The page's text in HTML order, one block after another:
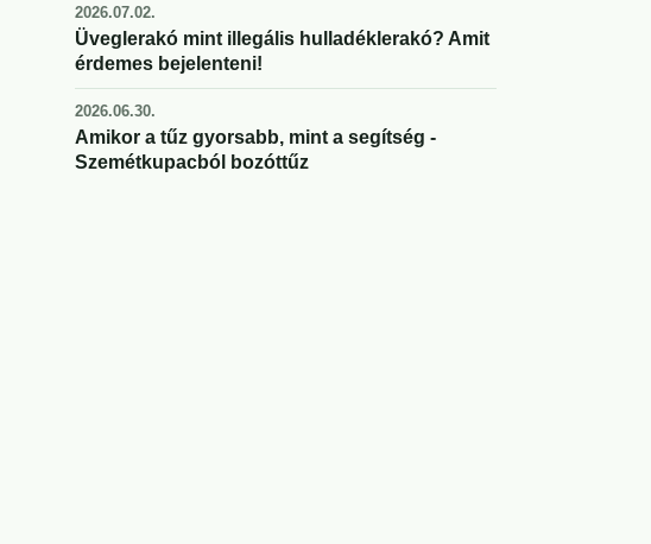
2026.07.02.
Üveglerakó mint illegális hulladéklerakó? Amit
érdemes bejelenteni!
2026.06.30.
Amikor a tűz gyorsabb, mint a segítség -
Szemétkupacból bozóttűz